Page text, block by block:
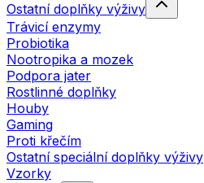
Ostatní doplňky výživy
Trávicí enzymy
Probiotika
Nootropika a mozek
Podpora jater
Rostlinné doplňky
Houby
Gaming
Proti křečím
Ostatní speciální doplňky výživy
Vzorky